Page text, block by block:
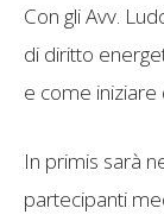
Con gli Avv.
di diritto
e come
In primis sarà
partecipanti